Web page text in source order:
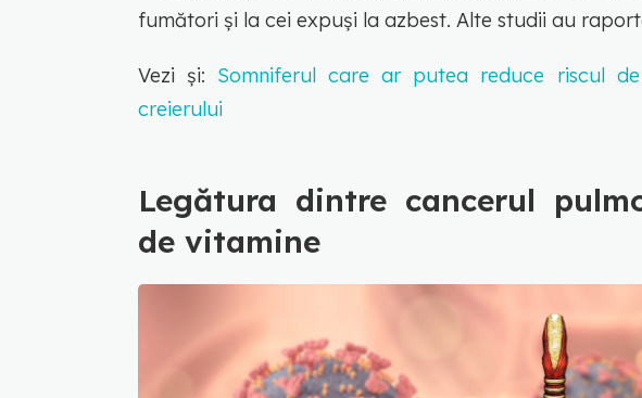
fumători și la cei expuși la azbest. Alte studii au
Vezi și: Somniferul care ar putea reduce riscul
creierului
Legătura dintre cancerul
de vitamine